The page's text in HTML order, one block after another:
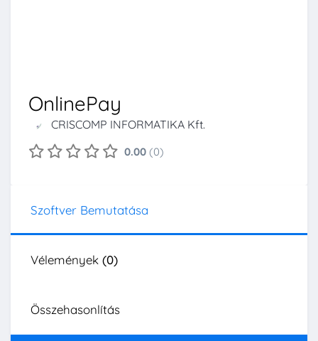
OnlinePay
CRISCOMP INFORMATIKA Kft.
0.00 (0)
Szoftver Bemutatása
Vélemények (0)
Összehasonlítás